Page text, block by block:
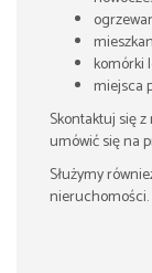
komórki
miejsca
Skontaktuj się
umówić się na
Służymy
nieruchomości.